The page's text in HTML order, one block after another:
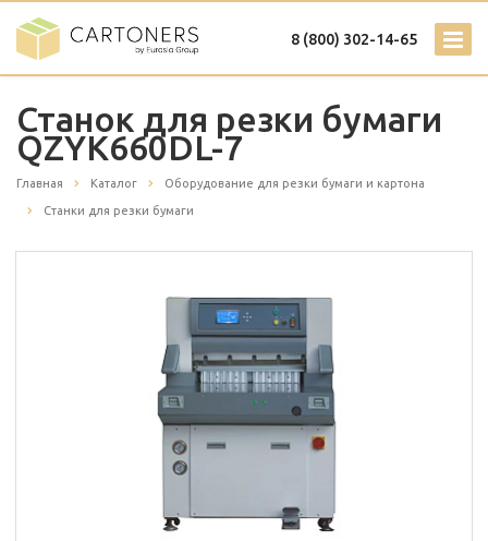
8 (800) 302-14-65
Станок для резки бумаги
QZYK660DL-7
Главная Каталог Оборудование для резки бумаги и картона
Станки для резки бумаги